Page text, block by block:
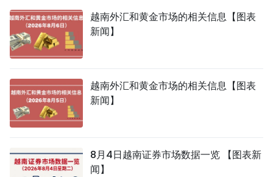
越南外汇和黄金市场的相关信息【图表
新闻】
越南外汇和黄金市场的相关信息【图表
新闻】
8月4日越南证券市场数据一览 【图表新
闻】